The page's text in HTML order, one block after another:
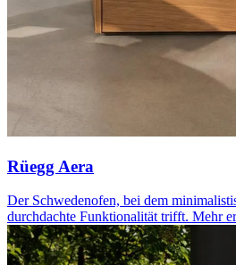
Rüegg Aera
Der Schwedenofen, bei dem
durchdachte Funktionalität trifft. Mehr